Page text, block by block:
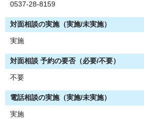
0537-28-8159
対面相談の実施（実施/未実施）
実施
対面相談 予約の要否（必要/不要）
不要
電話相談の実施（実施/未実施）
実施